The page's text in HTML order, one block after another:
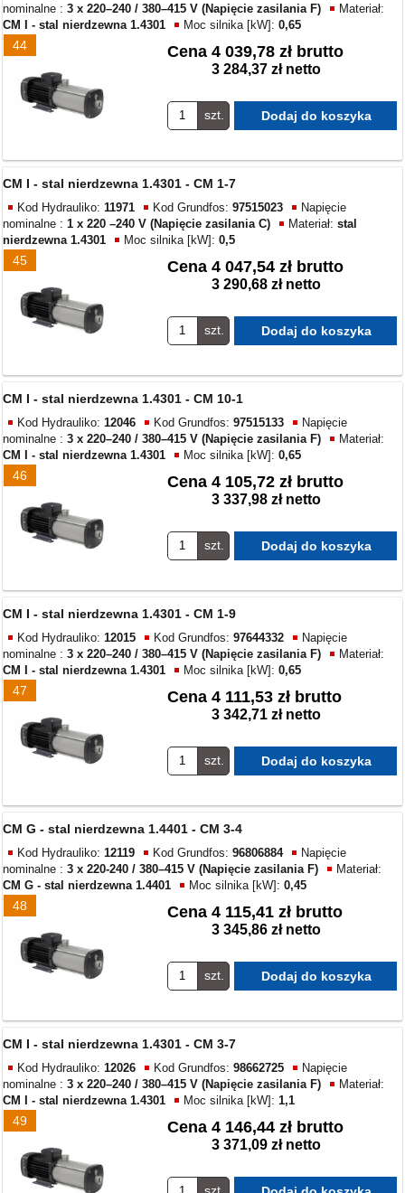
44
nominalne :3 x 220–240 / 380–415 V (Napięcie zasilania F)
Materiał:
CM I - stal nierdzewna 1.4301
Moc silnika [kW]:0,65
Cena 4 039,78 zł brutto
3 284,37 zł netto
szt.
45
CM I - stal nierdzewna 1.4301 - CM 1-7
Kod Hydrauliko:11971 Kod Grundfos:97515023
Napięcie
nominalne :1 x 220 –240 V (Napięcie zasilania C) Materiał:stal
nierdzewna 1.4301
Moc silnika [kW]:0,5
Cena 4 047,54 zł brutto
3 290,68 zł netto
szt.
46
CM I - stal nierdzewna 1.4301 - CM 10-1
Kod Hydrauliko:12046 Kod Grundfos:97515133
Napięcie
nominalne :3 x 220–240 / 380–415 V (Napięcie zasilania F)
Materiał:
CM I - stal nierdzewna 1.4301
Moc silnika [kW]:0,65
Cena 4 105,72 zł brutto
3 337,98 zł netto
szt.
47
CM I - stal nierdzewna 1.4301 - CM 1-9
Kod Hydrauliko:12015 Kod Grundfos:97644332
Napięcie
nominalne :3 x 220–240 / 380–415 V (Napięcie zasilania F)
Materiał:
CM I - stal nierdzewna 1.4301
Moc silnika [kW]:0,65
Cena 4 111,53 zł brutto
3 342,71 zł netto
szt.
48
CM G - stal nierdzewna 1.4401 - CM 3-4
Kod Hydrauliko:12119 Kod Grundfos:96806884
Napięcie
nominalne :3 x 220-240 / 380–415 V (Napięcie zasilania F)
Materiał:
CM G - stal nierdzewna 1.4401
Moc silnika [kW]:0,45
Cena 4 115,41 zł brutto
3 345,86 zł netto
szt.
49
CM I - stal nierdzewna 1.4301 - CM 3-7
Kod Hydrauliko:12026 Kod Grundfos:98662725
Napięcie
nominalne :3 x 220–240 / 380–415 V (Napięcie zasilania F)
Materiał:
CM I - stal nierdzewna 1.4301
Moc silnika [kW]:1,1
Cena 4 146,44 zł brutto
3 371,09 zł netto
szt.